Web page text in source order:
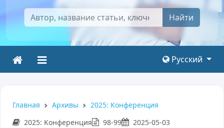
Найти
Русский
Главная Архивы
2025: Kонференция
2025: Kонференция
98-99 2025-05-03